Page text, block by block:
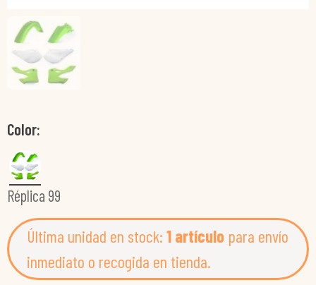
Color
Réplica 99
Última unidad en stock: 1 artículo para envío
inmediato o recogida en tienda.